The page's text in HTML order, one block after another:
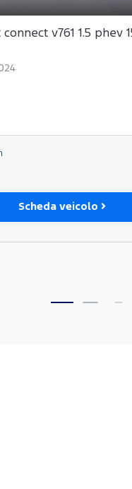
connect v761 1.5 phev
Scheda veicolo